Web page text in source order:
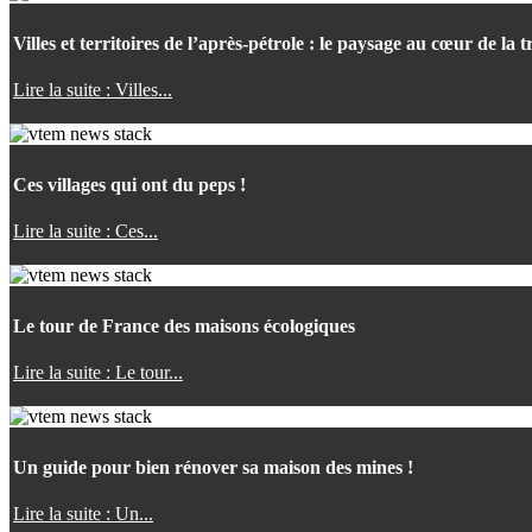
Villes et territoires de l’après-pétrole : le paysage au cœur de la
Lire la suite : Villes...
Ces villages qui ont du peps !
Lire la suite : Ces...
Le tour de France des maisons écologiques
Lire la suite : Le tour...
Un guide pour bien rénover sa maison des mines !
Lire la suite : Un...